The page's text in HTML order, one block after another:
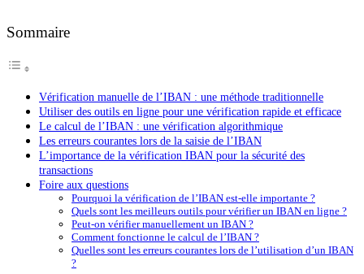
Sommaire
Vérification manuelle de l’IBAN : une méthode traditionnelle
Utiliser des outils en ligne pour une vérification rapide et efficace
Le calcul de l’IBAN : une vérification algorithmique
Les erreurs courantes lors de la saisie de l’IBAN
L’importance de la vérification IBAN pour la sécurité des
transactions
Foire aux questions
Pourquoi la vérification de l’IBAN est-elle importante ?
Quels sont les meilleurs outils pour vérifier un IBAN en ligne ?
Peut-on vérifier manuellement un IBAN ?
Comment fonctionne le calcul de l’IBAN ?
Quelles sont les erreurs courantes lors de l’utilisation d’un IBAN
?